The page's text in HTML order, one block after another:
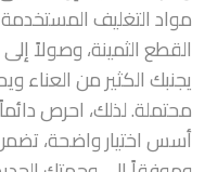
مواد التغليف
القطع الثمينة، وصولاً
يجنبك الكثير من العناء
محتملة. لذلك، احرص
أسس اختيار واضحة، تضمن